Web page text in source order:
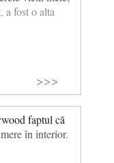
fost o alta
>>>
faptul că
în interior.